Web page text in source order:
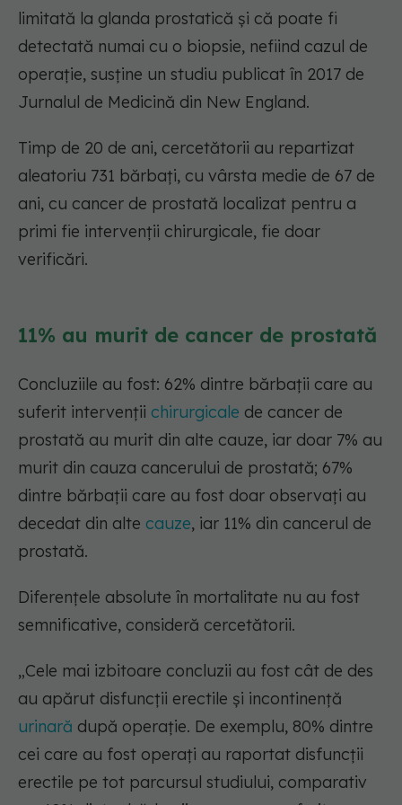
limitată la glanda prostatică și că poate fi
detectată numai cu o biopsie, nefiind cazul de
operație, susține un studiu publicat în 2017 de
Jurnalul de Medicină din New England.
Timp de 20 de ani, cercetătorii au repartizat
aleatoriu 731 bărbați, cu vârsta medie de 67 de
ani, cu cancer de prostată localizat pentru a
primi fie intervenții chirurgicale, fie doar
verificări.
11% au murit de cancer de prostată
Concluziile au fost: 62% dintre bărbații care au
suferit intervenții chirurgicale de cancer de
prostată au murit din alte cauze, iar doar 7% au
murit din cauza cancerului de prostată; 67%
dintre bărbații care au fost doar observați au
decedat din alte cauze, iar 11% din cancerul de
prostată.
Diferențele absolute în mortalitate nu au fost
semnificative, consideră cercetătorii.
„Cele mai izbitoare concluzii au fost cât de des
au apărut disfuncții erectile și incontinență
urinară după operație. De exemplu, 80% dintre
cei care au fost operați au raportat disfuncții
erectile pe tot parcursul studiului, comparativ